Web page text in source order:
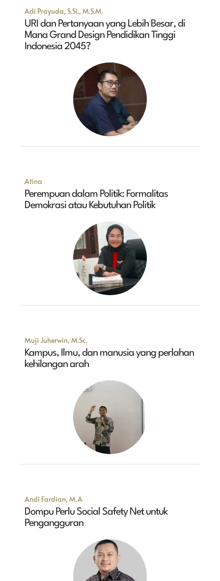
Adi Prayuda, S.Si., M.S.M.
URI dan Pertanyaan yang Lebih Besar, di
Mana Grand Design Pendidikan Tinggi
Indonesia 2045?
Atina
Perempuan dalam Politik: Formalitas
Demokrasi atau Kebutuhan Politik
Muji Juherwin, M.Sc.
Kampus, Ilmu, dan manusia yang perlahan
kehilangan arah
Andi Fardian, M.A
Dompu Perlu Social Safety Net untuk
Pengangguran